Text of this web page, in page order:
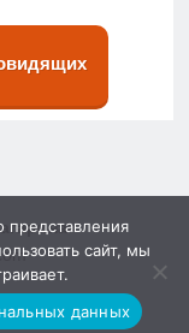
представления
сайт, мы
данных